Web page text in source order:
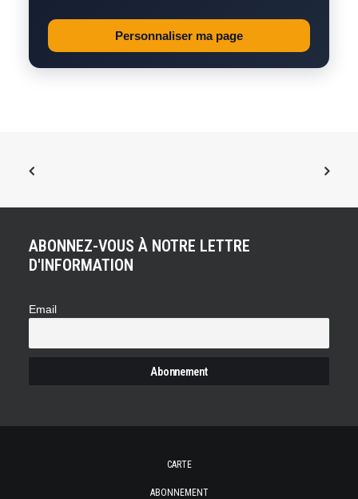
Personnaliser ma page
ABONNEZ-VOUS À NOTRE LETTRE
D'INFORMATION
Email
CARTE
ABONNEMENT